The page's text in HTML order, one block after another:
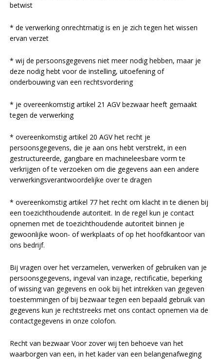
betwist
* de verwerking onrechtmatig is en je zich tegen het wissen
ervan verzet
* wij de persoonsgegevens niet meer nodig hebben, maar je
deze nodig hebt voor de instelling, uitoefening of
onderbouwing van een rechtsvordering
* je overeenkomstig artikel 21 AGV bezwaar heeft gemaakt
tegen de verwerking
* overeenkomstig artikel 20 AGV het recht je
persoonsgegevens, die je aan ons hebt verstrekt, in een
gestructureerde, gangbare en machineleesbare vorm te
verkrijgen of te verzoeken om die gegevens aan een andere
verwerkingsverantwoordelijke over te dragen
* overeenkomstig artikel 77 het recht om klacht in te dienen bij
een toezichthoudende autoriteit. In de regel kun je contact
opnemen met de toezichthoudende autoriteit binnen je
gewoonlijke woon- of werkplaats of op het hoofdkantoor van
ons bedrijf.
Bij vragen over het verzamelen, verwerken of gebruiken van je
persoonsgegevens, ingeval van inzage, rectificatie, beperking
of wissing van gegevens en ook bij het intrekken van gegeven
toestemmingen of bij bezwaar tegen een bepaald gebruik van
gegevens kun je rechtstreeks met ons contact opnemen via de
contactgegevens in onze colofon.
Recht van bezwaar Voor zover wij ten behoeve van het
waarborgen van een, in het kader van een belangenafweging